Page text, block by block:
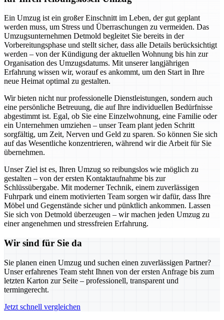
Ein Umzug ist ein großer Einschnitt im Leben, der gut geplant
werden muss, um Stress und Überraschungen zu vermeiden. Das
Umzugsunternehmen Detmold begleitet Sie bereits in der
Vorbereitungsphase und stellt sicher, dass alle Details berücksichtigt
werden – von der Kündigung der aktuellen Wohnung bis hin zur
Organisation des Umzugsdatums. Mit unserer langjährigen
Erfahrung wissen wir, worauf es ankommt, um den Start in Ihre
neue Heimat optimal zu gestalten.
Wir bieten nicht nur professionelle Dienstleistungen, sondern auch
eine persönliche Betreuung, die auf Ihre individuellen Bedürfnisse
abgestimmt ist. Egal, ob Sie eine Einzelwohnung, eine Familie oder
ein Unternehmen umziehen – unser Team plant jeden Schritt
sorgfältig, um Zeit, Nerven und Geld zu sparen. So können Sie sich
auf das Wesentliche konzentrieren, während wir die Arbeit für Sie
übernehmen.
Unser Ziel ist es, Ihren Umzug so reibungslos wie möglich zu
gestalten – von der ersten Kontaktaufnahme bis zur
Schlüssübergabe. Mit moderner Technik, einem zuverlässigen
Fuhrpark und einem motivierten Team sorgen wir dafür, dass Ihre
Möbel und Gegenstände sicher und pünktlich ankommen. Lassen
Sie sich von Detmold überzeugen – wir machen jeden Umzug zu
einer angenehmen und stressfreien Erfahrung.
Wir sind für Sie da
Sie planen einen Umzug und suchen einen zuverlässigen Partner?
Unser erfahrenes Team steht Ihnen von der ersten Anfrage bis zum
letzten Karton zur Seite – professionell, transparent und
termingerecht.
Jetzt schnell vergleichen